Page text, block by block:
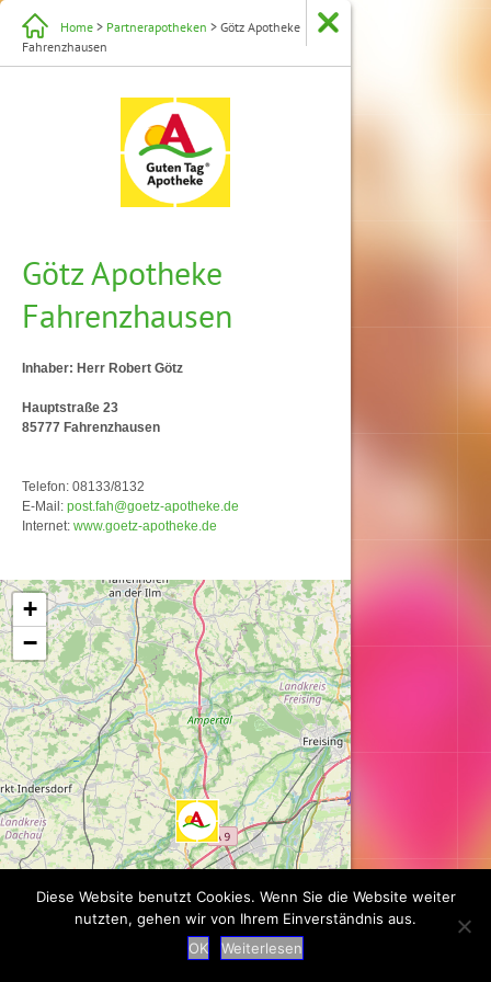
Home > Partnerapotheken > Götz Apotheke
Fahrenzhausen
Götz Apotheke
Fahrenzhausen
Inhaber: Herr Robert Götz
Hauptstraße 23
85777 Fahrenzhausen
Telefon: 08133/8132
E-Mail: post.fah@goetz-apotheke.de
Internet: www.goetz-apotheke.de
Karte wird geladen...
+
−
Diese Website benutzt Cookies. Wenn Sie die Website weiter
nutzten, gehen wir von Ihrem Einverständnis aus.
OK
Weiterlesen